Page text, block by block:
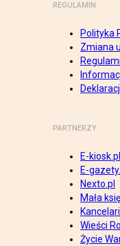
REGULAMIN
Polityka
Zmiana
PARTNERZY
E-kiosk.pl
E-
Nexto.pl
Mała
Wieści
Życie